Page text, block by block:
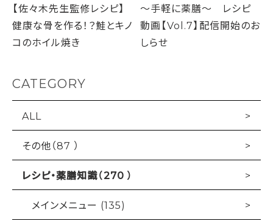
【佐々木先生監修レシピ】
健康な骨を作る！？鮭とキノ
コのホイル焼き
～手軽に薬膳～ レシピ
動画【Vol.7】配信開始のお
しらせ
CATEGORY
ALL
その他（87 ）
レシピ・薬膳知識（270 ）
メインメニュー (135)